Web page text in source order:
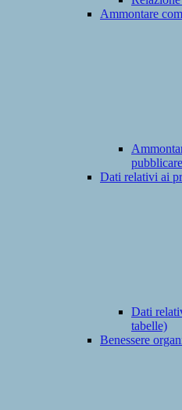
Ammontare
Dati relativi ai
Dati
tabelle)
Benessere